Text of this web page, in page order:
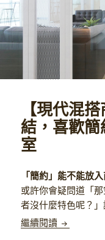
【現代混
結，喜歡
室
「簡約」能不能放
或許你會疑問道「
者沒什麼特色呢？」
繼續閱讀 【現代混